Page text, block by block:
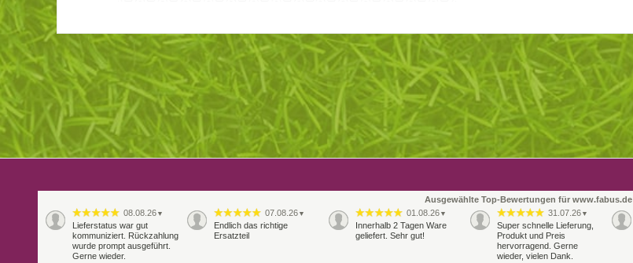
Ausgewählte Top-Bewertungen für www.fabus.de
08.08.26 ▼
Lieferstatus war gut
kommuniziert. Rückzahlung
wurde prompt ausgeführt.
Gerne wieder.
07.08.26 ▼
Endlich das richtige
Ersatzteil
01.08.26 ▼
Innerhalb 2 Tagen Ware
geliefert. Sehr gut!
31.07.26 ▼
Super schnelle Lieferung,
Produkt und Preis
hervorragend. Gerne
wieder, vielen Dank.